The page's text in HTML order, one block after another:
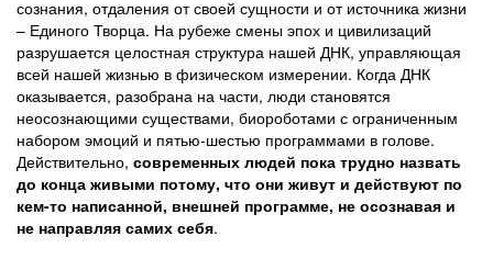
сознания, отдаления от своей сущности и от источника жизни
– Единого Творца. На рубеже смены эпох и цивилизаций
разрушается целостная структура нашей ДНК, управляющая
всей нашей жизнью в физическом измерении. Когда ДНК
оказывается, разобрана на части, люди становятся
неосознающими существами, биороботами с ограниченным
набором эмоций и пятью-шестью программами в голове.
Действительно, современных людей пока трудно назвать
до конца живыми потому, что они живут и действуют по
кем-то написанной, внешней программе, не осознавая и
не направляя самих себя.